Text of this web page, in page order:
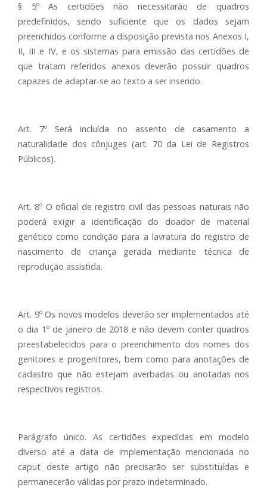
§ 5º As certidões não necessitarão de quadros
predefinidos, sendo suficiente que os dados sejam
preenchidos conforme a disposição prevista nos Anexos I,
II, III e IV, e os sistemas para emissão das certidões de
que tratam referidos anexos deverão possuir quadros
capazes de adaptar-se ao texto a ser inserido.
Art. 7º Será incluída no assento de casamento a
naturalidade dos cônjuges (art. 70 da Lei de Registros
Públicos).
Art. 8º O oficial de registro civil das pessoas naturais não
poderá exigir a identificação do doador de material
genético como condição para a lavratura do registro de
nascimento de criança gerada mediante técnica de
reprodução assistida.
Art. 9º Os novos modelos deverão ser implementados até
o dia 1º de janeiro de 2018 e não devem conter quadros
preestabelecidos para o preenchimento dos nomes dos
genitores e progenitores, bem como para anotações de
cadastro que não estejam averbadas ou anotadas nos
respectivos registros.
Parágrafo único. As certidões expedidas em modelo
diverso até a data de implementação mencionada no
caput deste artigo não precisarão ser substituídas e
permanecerão válidas por prazo indeterminado.